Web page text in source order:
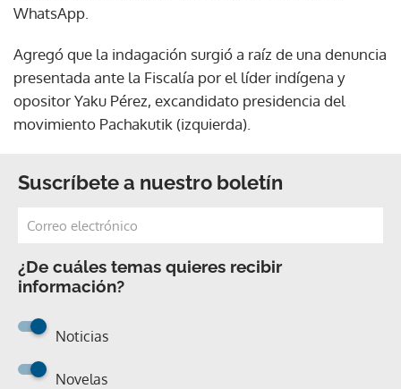
WhatsApp.
Agregó que la indagación surgió a raíz de una denuncia
presentada ante la Fiscalía por el líder indígena y
opositor Yaku Pérez, excandidato presidencia del
movimiento Pachakutik (izquierda).
Suscríbete a nuestro boletín
¿De cuáles temas quieres recibir
información?
Noticias
Novelas